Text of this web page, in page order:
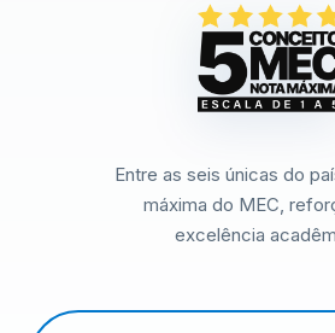
Entre as seis únicas do
máxima do MEC,
excelência